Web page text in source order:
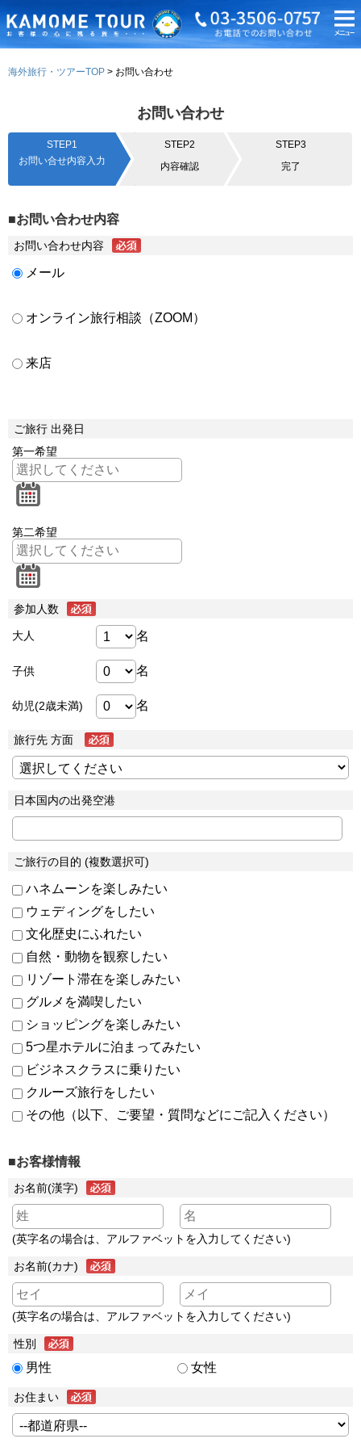
海外旅行・ツアーTOP お問い合わせ
お問い合わせ
STEP1
お問い合せ内容入力
STEP2
内容確認
STEP3
完了
■お問い合わせ内容
お問い合わせ内容
メール
オンライン旅行相談（ZOOM）
来店
ご旅行 出発日
第一希望
第二希望
参加人数
大人 名
子供 名
幼児(2歳未満) 名
旅行先 方面
日本国内の出発空港
ご旅行の目的 (複数選択可)
ハネムーンを楽しみたい
ウェディングをしたい
文化歴史にふれたい
自然・動物を観察したい
リゾート滞在を楽しみたい
グルメを満喫したい
ショッピングを楽しみたい
5つ星ホテルに泊まってみたい
ビジネスクラスに乗りたい
クルーズ旅行をしたい
その他（以下、ご要望・質問などにご記入ください）
■お客様情報
お名前(漢字)
(英字名の場合は、アルファベットを入力してください)
お名前(カナ)
(英字名の場合は、アルファベットを入力してください)
性別
男性 女性
お住まい